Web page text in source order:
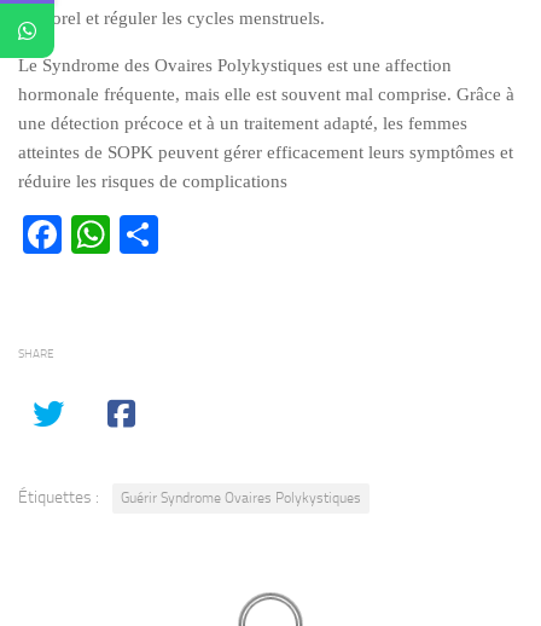
corporel et réguler les cycles menstruels.
Le Syndrome des Ovaires Polykystiques est une affection
hormonale fréquente, mais elle est souvent mal comprise. Grâce à
une détection précoce et à un traitement adapté, les femmes
atteintes de SOPK peuvent gérer efficacement leurs symptômes et
réduire les risques de complications
Facebook
WhatsApp
SHARE
Étiquettes : Guérir Syndrome Ovaires Polykystiques